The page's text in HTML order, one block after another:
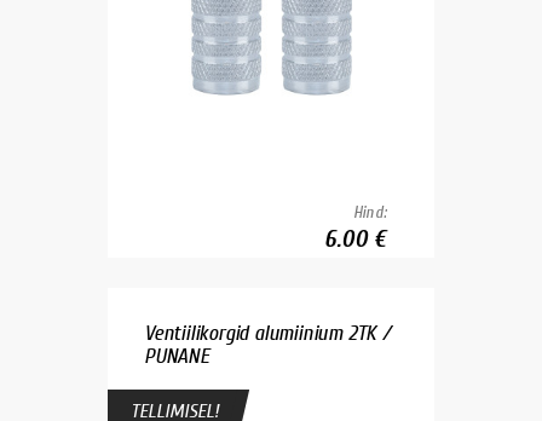
Hind:
6.00 €
Ventiilikorgid alumiinium 2TK /
PUNANE
TELLIMISEL!